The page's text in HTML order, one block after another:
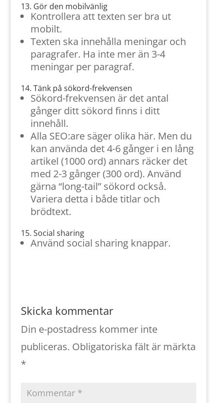
13. Gör den mobilvänlig
Kontrollera att texten ser bra ut
mobilt.
Texten ska innehålla meningar och
paragrafer. Ha inte mer än 3-4
meningar per paragraf.
14. Tänk på sökord-frekvensen
Sökord-frekvensen är det antal
gånger ditt sökord finns i ditt
innehåll.
Alla SEO:are säger olika här. Men du
kan använda det 4-6 gånger i en lång
artikel (1000 ord) annars räcker det
med 2-3 gånger (300 ord). Använd
gärna “long-tail” sökord också.
Variera detta i både titlar och
brödtext.
15. Social sharing
Använd social sharing knappar.
Skicka kommentar
Din e-postadress kommer inte
publiceras. Obligatoriska fält är märkta
*